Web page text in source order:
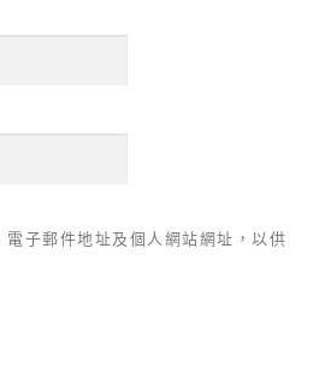
電子郵件地址及個人網站網址，以供